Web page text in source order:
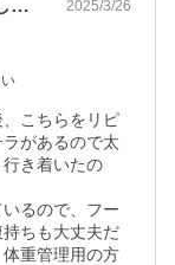
愛犬が４歳になり、色んなフード試した後… 2025/3/26
こちらをリピ
があるので太
き着いたの
るので、フー
ちも大丈夫だ
重管理用の方